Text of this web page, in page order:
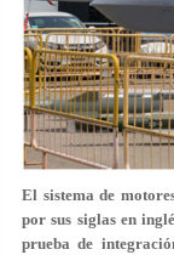
El sistema de
por sus siglas en
prueba de